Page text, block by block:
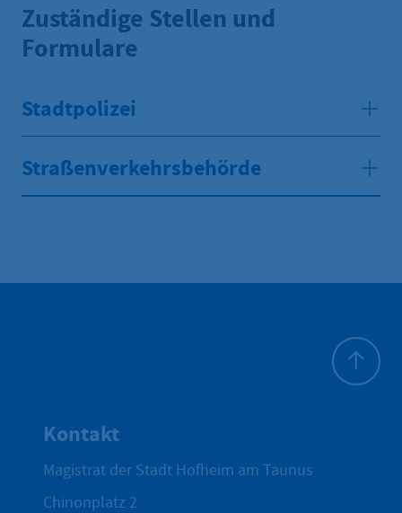
Zuständige Stellen und
Formulare
Stadtpolizei
Straßenverkehrsbehörde
Kontakt
Magistrat der Stadt Hofheim am Taunus
Chinonplatz 2